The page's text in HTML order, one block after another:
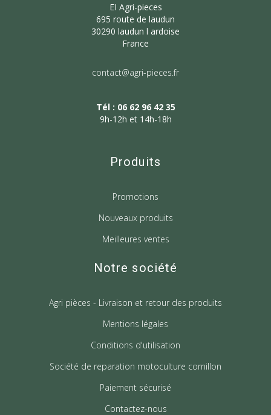
EI Agri-pieces
695 route de laudun
30290 laudun l ardoise
France
contact@agri-pieces.fr
Tél : 06 62 96 42 35
9h-12h et 14h-18h
Produits
Promotions
Nouveaux produits
Meilleures ventes
Notre société
Agri pièces - Livraison et retour des produits
Mentions légales
Conditions d'utilisation
Société de reparation motoculture cornillon
Paiement sécurisé
Contactez-nous